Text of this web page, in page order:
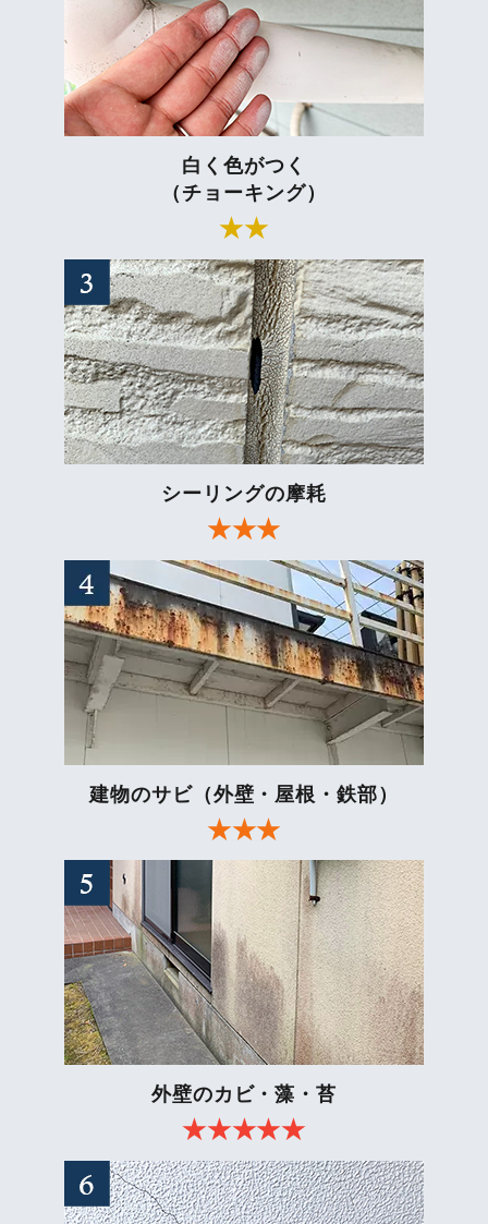
白く色がつく
（チョーキング）
シーリングの摩耗
建物のサビ（外壁・屋根・鉄部）
外壁のカビ・藻・苔